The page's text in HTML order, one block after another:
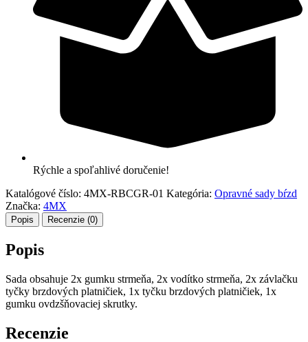
Rýchle a spoľahlivé doručenie!
Katalógové číslo: 4MX-RBCGR-01 Kategória: Opravné sady bŕzd
Značka: 4MX
Popis Recenzie (0)
Popis
Sada obsahuje 2x gumku strmeňa, 2x vodítko strmeňa, 2x závlačku
tyčky brzdových platničiek, 1x tyčku brzdových platničiek, 1x
gumku ovdzšňovaciej skrutky.
Recenzie